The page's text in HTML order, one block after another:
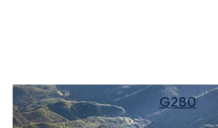
G280